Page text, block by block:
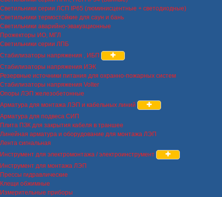
Светильники серии ЛСП IP65 (люминисцентные + светодиодные)
Светильники термостойкие для саун и бань
Светильники аварийно-эвакуационные
Прожекторы ИО, МГЛ
Светильники серии ЛПБ
Стабилизаторы напряжения , ИБП
Стабилизаторы напряжения ИЭК
Резервные источники питания для охранно-пожарных систем
Стабилизаторы напряжения Volter
Опоры ЛЭП железобетонные
Арматура для монтажа ЛЭП и кабельных линий
Арматура для подвеса СИП
Плита ПЗК для закрытия кабеля в траншее
Линейная арматура и оборудование для монтажа ЛЭП
Лента сигнальная
Инструмент для электромонтажа / электроинструмент
Инструмент для монтажа ЛЭП
Прессы гидравлические
Клещи обжимные
Измерительные приборы